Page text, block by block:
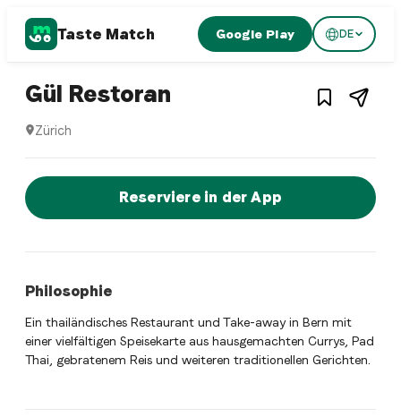
Taste Match Google Play DE
Turkish restaurant 1 3
Gül Restoran – Restaurant in
Zürich
Jetzt sofort einen Tisch
Reserviere in der App
Philosophie
Ein thailändisches Restaurant und Take-away in Bern mit
einer vielfältigen Speisekarte aus hausgemachten Currys, Pad
Thai, gebratenem Reis und weiteren traditionellen Gerichten.